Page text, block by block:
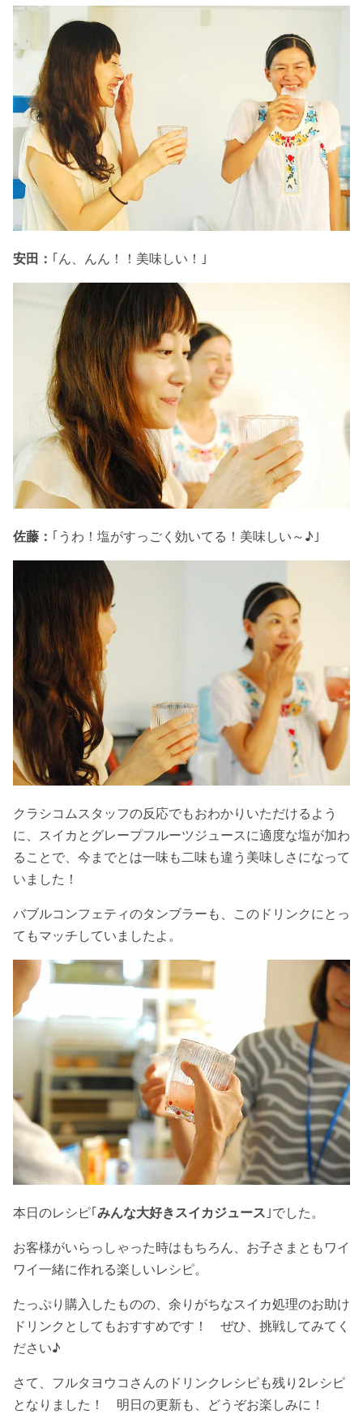
安田： ｢ん、んん！！美味しい！｣
佐藤： ｢うわ！塩がすっごく効いてる！美味しい～♪｣
クラシコムスタッフの反応でもおわかりいただけるよう
に、スイカとグレープフルーツジュースに適度な塩が加わ
ることで、今までとは一味も二味も違う美味しさになって
いました！
バブルコンフェティのタンブラーも、このドリンクにとっ
てもマッチしていましたよ。
本日のレシピ｢みんな大好きスイカジュース ｣でした。
お客様がいらっしゃった時はもちろん、お子さまともワイ
ワイ一緒に作れる楽しいレシピ。
たっぷり購入したものの、余りがちなスイカ処理のお助け
ドリンクとしてもおすすめです！ ぜひ、挑戦してみてく
ださい♪
さて、フルタヨウコさんのドリンクレシピも残り2レシピ
となりました！ 明日の更新も、どうぞお楽しみに！